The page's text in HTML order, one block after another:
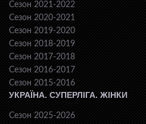
Сезон 2021-2022
Сезон 2020-2021
Сезон 2019-2020
Сезон 2018-2019
Сезон 2017-2018
Сезон 2016-2017
Сезон 2015-2016
УКРАЇНА. СУПЕРЛІГА. ЖІНКИ
Сезон 2025-2026